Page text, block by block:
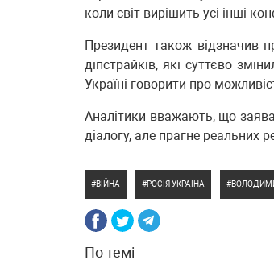
коли світ вирішить усі інші
Президент також відзначив
діпстрайків, які суттєво
Україні говорити про
Аналітики вважають, що
діалогу, але прагне реальних
ВІЙНА РОСІЯ УКРАЇНА
По темі